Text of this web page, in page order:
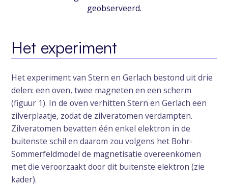
geobserveerd.
Het experiment
Het experiment van Stern en Gerlach bestond uit drie
delen: een oven, twee magneten en een scherm
(figuur 1). In de oven verhitten Stern en Gerlach een
zilverplaatje, zodat de zilveratomen verdampten.
Zilveratomen bevatten één enkel elektron in de
buitenste schil en daarom zou volgens het Bohr-
Sommerfeldmodel de magnetisatie overeenkomen
met die veroorzaakt door dit buitenste elektron (zie
kader).